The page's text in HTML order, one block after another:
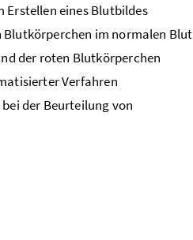
eines Blutbildes
im normalen Blut
der roten Blutkörperchen
Verfahren
der Beurteilung von